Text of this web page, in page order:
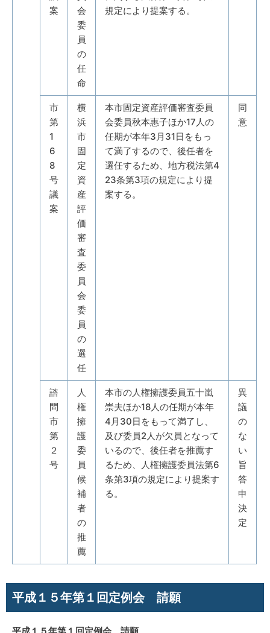
案
会
委
員
の
任
命
規定により提案する。
市
第
1
6
8
号
議
案
横
浜
市
固
定
資
産
評
価
審
査
委
員
会
委
員
の
選
任
本市固定資産評価審査委員
会委員秋本惠子ほか17人の
任期が本年3月31日をもっ
て満了するので、後任者を
選任するため、地方税法第4
23条第3項の規定により提
案する。
同
意
諮
問
市
第
２
号
人
権
擁
護
委
員
候
補
者
の
推
薦
本市の人権擁護委員五十嵐
崇夫ほか18人の任期が本年
4月30日をもって満了し、
及び委員2人が欠員となって
いるので、後任者を推薦す
るため、人権擁護委員法第6
条第3項の規定により提案す
る。
異
議
の
な
い
旨
答
申
決
定
平成１５年第１回定例会 請願